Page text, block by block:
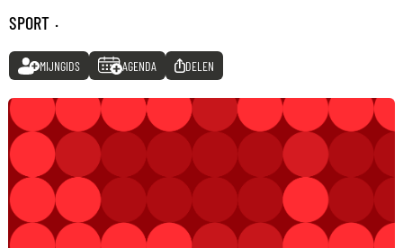
SPORT ·
MIJNGIDS AGENDA DELEN